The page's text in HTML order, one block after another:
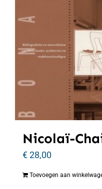
Nicolaï-
€28,00
Toevoegen aan